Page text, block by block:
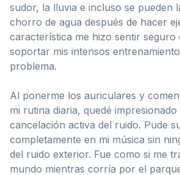
sudor, la lluvia e incluso se pueden
chorro de agua después de hacer
característica me hizo sentir seguro
soportar mis intensos
problema.
Al ponerme los auriculares y
mi rutina diaria, quedé
cancelación activa del ruido. Pude
completamente en mi música sin
del ruido exterior. Fue como si me
mundo mientras corría por el